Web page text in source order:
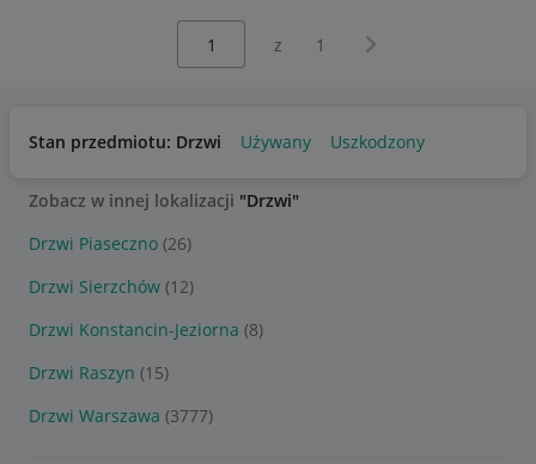
z 1 Następna strona
Stan przedmiotu: Drzwi Używany Uszkodzony
Zobacz w innej lokalizacji "Drzwi"
Drzwi Piaseczno (26)
Drzwi Sierzchów (12)
Drzwi Konstancin-Jeziorna (8)
Drzwi Raszyn (15)
Drzwi Warszawa (3777)